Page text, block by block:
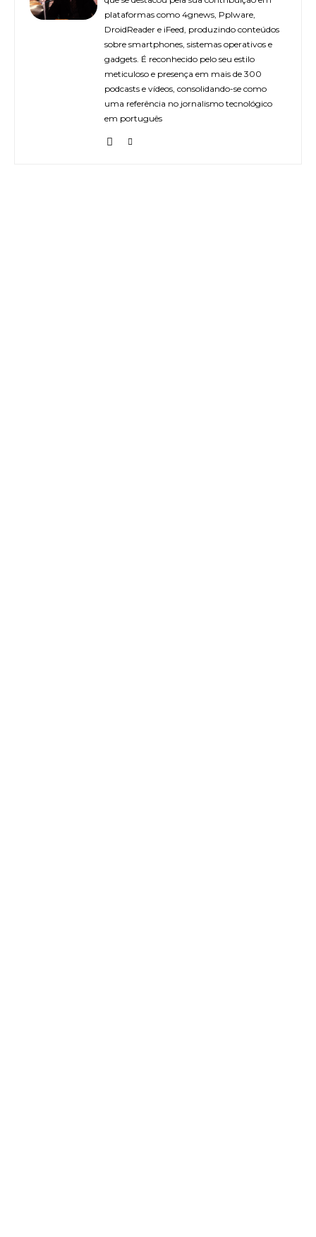
plataformas como 4gnews, Pplware,
DroidReader e iFeed, produzindo conteúdos
sobre smartphones, sistemas operativos e
gadgets. É reconhecido pelo seu estilo
meticuloso e presença em mais de 300
podcasts e vídeos, consolidando-se como
uma referência no jornalismo tecnológico
em português